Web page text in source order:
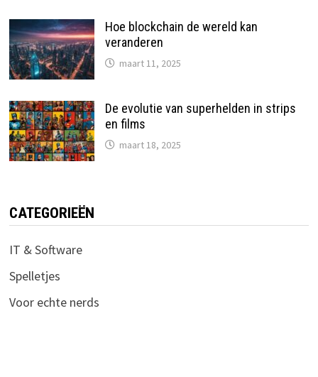
Hoe blockchain de wereld kan
veranderen
maart 11, 2025
De evolutie van superhelden in strips
en films
maart 18, 2025
CATEGORIEËN
IT & Software
Spelletjes
Voor echte nerds